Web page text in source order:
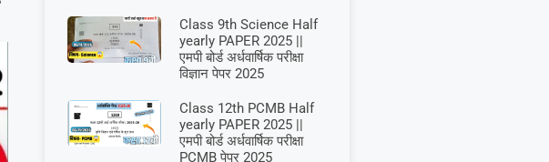
Class 9th Science Half
yearly PAPER 2025 ||
एमपी बोर्ड अर्धवार्षिक परीक्षा
विज्ञान पेपर 2025
Class 12th PCMB Half
yearly PAPER 2025 ||
एमपी बोर्ड अर्धवार्षिक परीक्षा
PCMB पेपर 2025